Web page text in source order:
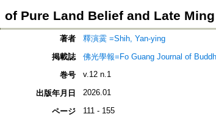
of Pure Land Belief and Late
著者
釋演霙 =Shih, Yan-ying
掲載誌
佛光學報=Fo Guang Journal of
巻号
v.12 n.1
出版年月日 2026.01
ページ 111 - 155